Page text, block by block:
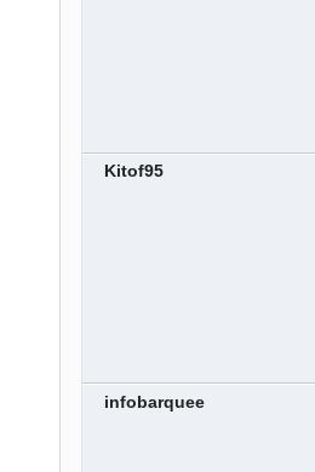
Kitof95
infobarquee